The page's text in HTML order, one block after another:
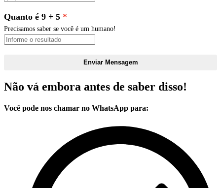
Quanto é 9 + 5
Precisamos saber se você é um humano!
Enviar Mensagem
Não vá embora antes de saber disso!
Você pode nos chamar no WhatsApp para: